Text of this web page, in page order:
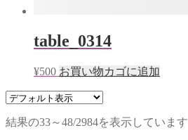
table_0314
¥500 お買い物カゴに追加
結果の33～48/2984を表示しています